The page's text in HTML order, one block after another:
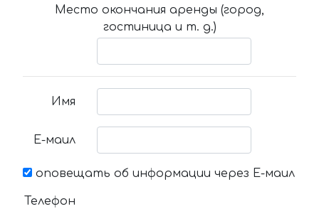
Место окончания аренды (город,
гостиница и т. д.)
Имя
Е-маил
оповещать об информации через Е-маил
Телефон